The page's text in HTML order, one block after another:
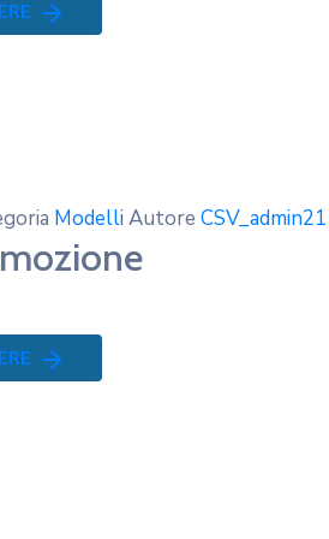
ModelliAutore CSV_admin21